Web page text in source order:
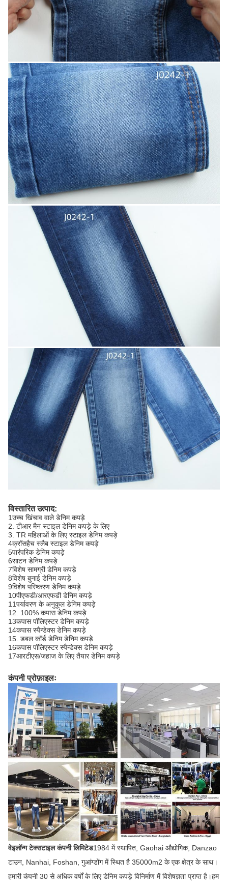
विस्तारित उत्पाद:
1उच्च खिंचाव वाले डेनिम कपड़े
2. टीआर मैन स्टाइल डेनिम कपड़े के लिए
3. TR महिलाओं के लिए स्टाइल डेनिम कपड़े
4क्रॉसहैच स्लैब स्टाइल डेनिम कपड़े
5पारंपरिक डेनिम कपड़े
6साटन डेनिम कपड़े
7विशेष सामग्री डेनिम कपड़े
8विशेष बुनाई डेनिम कपड़े
9विशेष परिष्करण डेनिम कपड़े
10पीएफडी/आरएफडी डेनिम कपड़े
11पर्यावरण के अनुकूल डेनिम कपड़े
12. 100% कपास डेनिम कपड़े
13कपास पॉलिएस्टर डेनिम कपड़े
14कपास स्पैन्डेक्स डेनिम कपड़े
15. डबल कॉर्ड डेनिम डेनिम कपड़े
16कपास पॉलिएस्टर स्पैन्डेक्स डेनिम कपड़े
17आरटीएस/जहाज के लिए तैयार डेनिम कपड़े
कंपनी प्रोफ़ाइलः
वेइलॉन्ग टेक्सटाइल कंपनी लिमिटेड1984 में स्थापित, Gaohai औद्योगिक, Danzao
टाउन, Nanhai, Foshan, गुआंग्डोंग में स्थित है 35000m2 के एक क्षेत्र के साथ।
हमारी कंपनी 30 से अधिक वर्षों के लिए डेनिम कपड़े विनिर्माण में विशेषज्ञता प्राप्त है।हम